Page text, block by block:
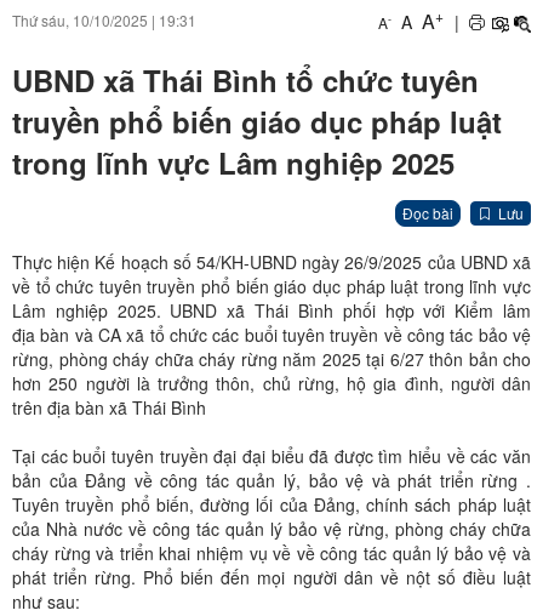
Thứ sáu, 10/10/2025 | 19:31 A- A A+ |
UBND xã Thái Bình tổ chức tuyên
truyền phổ biến giáo dục pháp luật
trong lĩnh vực Lâm nghiệp 2025
Đọc bài Lưu
Thực hiện Kế hoạch số 54/KH-UBND ngày 26/9/2025 của UBND xã
về tổ chức tuyên truyền phổ biến giáo dục pháp luật trong lĩnh vực
Lâm nghiệp 2025. UBND xã Thái Bình phối hợp với Kiểm lâm
địa bàn và CA xã tổ chức các buổi tuyên truyền về công tác bảo vệ
rừng, phòng cháy chữa cháy rừng năm 2025 tại 6/27 thôn bản cho
hơn 250 người là trưởng thôn, chủ rừng, hộ gia đình, người dân
trên địa bàn xã Thái Bình
Tại các buổi tuyên truyền đại đại biểu đã được tìm hiểu về các văn
bản của Đảng về công tác quản lý, bảo vệ và phát triển rừng .
Tuyên truyền phổ biến, đường lối của Đảng, chính sách pháp luật
của Nhà nước về công tác quản lý bảo vệ rừng, phòng cháy chữa
cháy rừng và triển khai nhiệm vụ về về công tác quản lý bảo vệ và
phát triển rừng. Phổ biến đến mọi người dân về nột số điều luật
như sau: